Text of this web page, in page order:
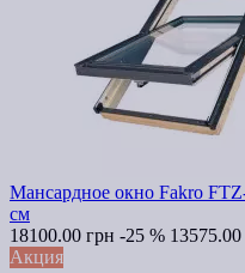
Мансардное окно Fakro
см
18100.00 грн -25 % 13575.00
Акция